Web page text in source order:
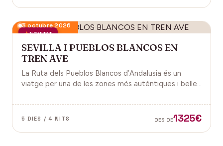
NOVETAT
3 octubre 2026
SEVILLA I PUEBLOS BLANCOS EN
TREN AVE
La Ruta dels Pueblos Blancos d’Andalusia és un
viatge per una de les zones més autèntiques i belles
Cadis i Màlaga. Vens amb nosaltres?
5 DIES / 4 NITS DES DE1325€